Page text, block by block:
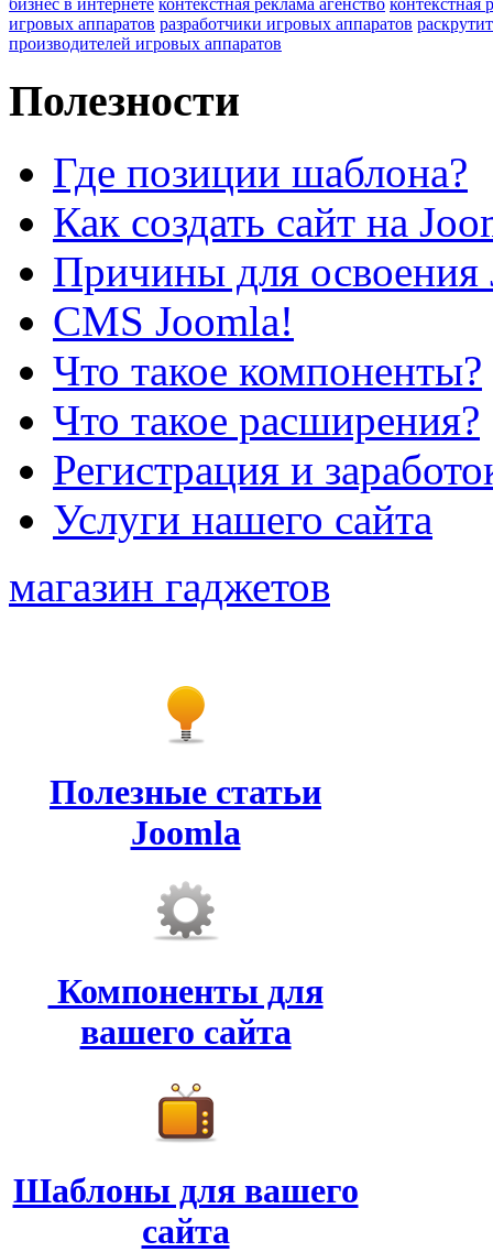
бизнес в интернете контекстная реклама агенство контекстная
игровых аппаратов разработчики игровых аппаратов
производителей игровых аппаратов
Полезности
Где позиции шаблона?
Как создать сайт на
Причины для освоения
CMS Joomla!
Что такое компоненты?
Что такое расширения?
Регистрация и
Услуги нашего сайта
магазин гаджетов
Полезные статьи
Joomla
Компоненты для
вашего сайта
Шаблоны для вашего
сайта